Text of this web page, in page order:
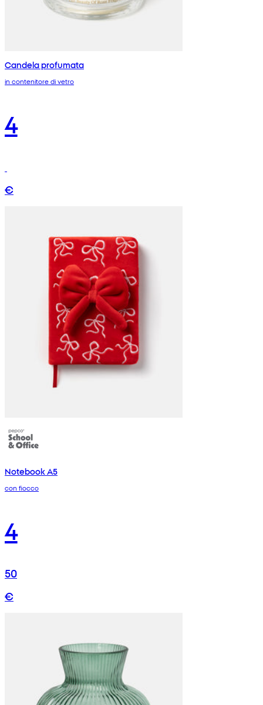
Candela profumata
in contenitore di vetro
4
€
Notebook A5
con fiocco
4
50
€